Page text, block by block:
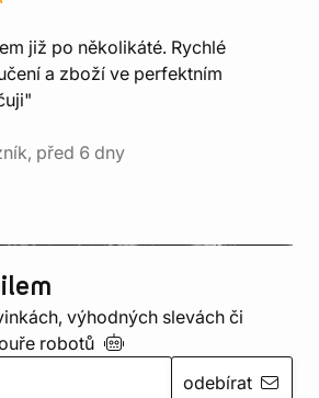
již po několikáté. Rychlé
a zboží ve perfektním
před 6 dny
výhodných slevách či
robotů
odebírat